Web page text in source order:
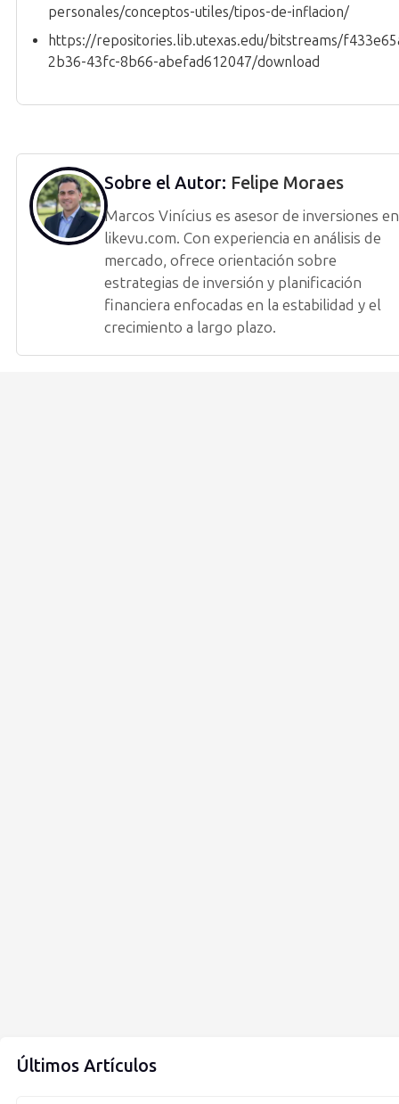
personales/conceptos-utiles/tipos-de-inflacion/
https://repositories.lib.utexas.edu/bitstreams/
2b36-43fc-8b66-abefad612047/download
Sobre el Autor: Felipe Moraes
Marcos Vinícius es asesor de inversiones en
likevu.com. Con experiencia en análisis de
mercado, ofrece orientación sobre
estrategias de inversión y planificación
financiera enfocadas en la estabilidad y el
crecimiento a largo plazo.
Últimos Artículos